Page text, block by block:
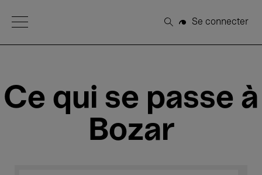
Open Menu
Rechercher
Se connecter
Ce qui se passe à
Bozar